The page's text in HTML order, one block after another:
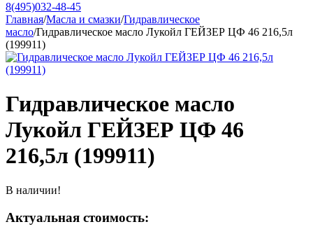
8(495)032-48-45
Главная/Масла и смазки/Гидравлическое
масло/Гидравлическое масло Лукойл ГЕЙЗЕР ЦФ 46 216,5л
(199911)
Гидравлическое масло
Лукойл ГЕЙЗЕР ЦФ 46
216,5л (199911)
В наличии!
Актуальная стоимость: